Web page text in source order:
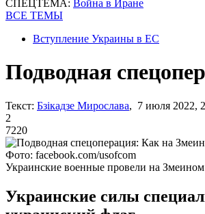
СПЕЦТЕМА: Война в Иране
ВСЕ ТЕМЫ
Вступление Украины в ЕС
Подводная
Текст: Бзікадзе Мирослава, 7 июля 2022,
2
7220
Фото: facebook.com/usofcom
Украинские военные провели на
Украинские силы